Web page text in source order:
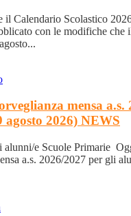
il Calendario Scolastico
con le modifiche
mensa a.s.
agosto 2026) NEWS
alunni/e Scuole Primarie
a.s. 2026/2027 per gli